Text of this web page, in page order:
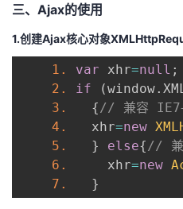
发
者
Programs
的
支
技
的
三、Ajax的使用
1.创建Ajax核心对象
1. var xhr=null ;
2.
if (window.
3.
{// 兼容
4.
   xhr
=new
5.
} else{//
6.
     xhr
=new
7.
}